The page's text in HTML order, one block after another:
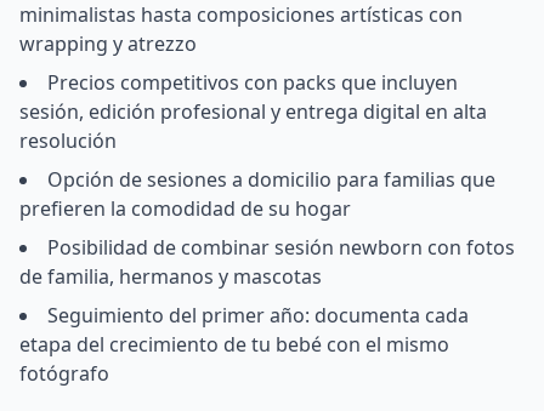
minimalistas hasta composiciones artísticas con
wrapping y atrezzo
Precios competitivos con packs que incluyen
sesión, edición profesional y entrega digital en alta
resolución
Opción de sesiones a domicilio para familias que
prefieren la comodidad de su hogar
Posibilidad de combinar sesión newborn con fotos
de familia, hermanos y mascotas
Seguimiento del primer año: documenta cada
etapa del crecimiento de tu bebé con el mismo
fotógrafo